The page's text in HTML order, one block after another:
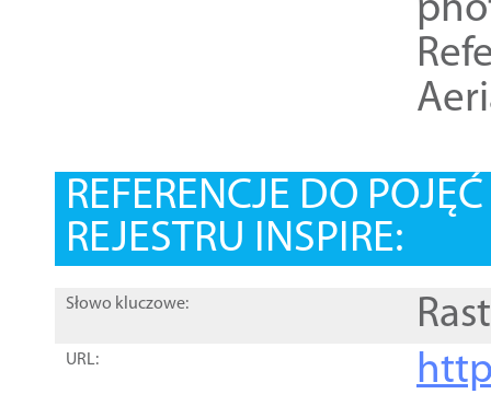
REFERENCJE DO
REJESTRU INSPIRE:
Słowo kluczowe:
URL: